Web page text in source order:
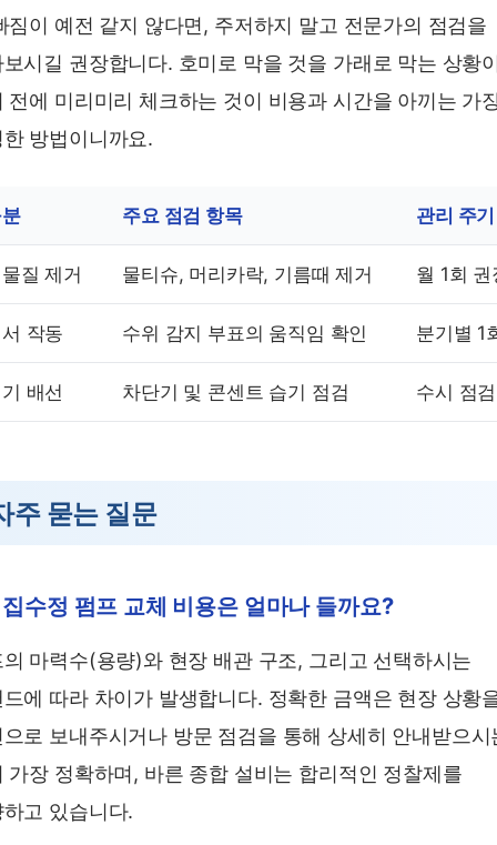
짐이 예전 같지 않다면, 주저하지 말고 전문가의 점검을
시길 권장합니다. 호미로 막을 것을 가래로 막는 상황
전에 미리미리 체크하는 것이 비용과 시간을 아끼는 가
방법이니까요.
주요 점검 항목 관리 주기
질 제거 물티슈, 머리카락, 기름때 제거 월 1회 권
작동 수위 감지 부표의 움직임 확인 분기별 1
배선 차단기 및 콘센트 습기 점검 수시 점검
주 묻는 질문
수정 펌프 교체 비용은 얼마나 들까요?
마력수(용량)와 현장 배관 구조, 그리고 선택하시는
에 따라 차이가 발생합니다. 정확한 금액은 현장 상황
로 보내주시거나 방문 점검을 통해 상세히 안내받으시
가장 정확하며, 바른 종합 설비는 합리적인 정찰제를
고 있습니다.